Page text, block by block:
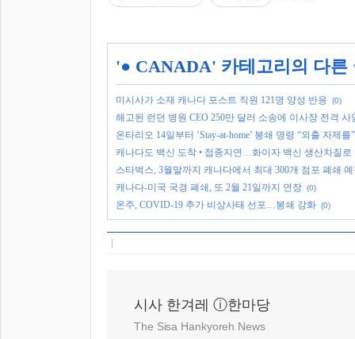
'● CANADA' 카테고리의 다른
미시사가 소재 캐나다 포스트 직원 121명 양성 반응 (0)
해고된 런던 병원 CEO 250만 달러 소송에 이사장 전격 사
온타리오 14일부터 ‘Stay-at-home’ 봉쇄 명령 “외출 자제를”
캐나다도 백신 도착 • 접종지연…화이자 백신 생산차질로
스타벅스, 3월말까지 캐나다에서 최대 300개 점포 폐쇄
캐나다-미국 국경 폐쇄, 또 2월 21일까지 연장 (0)
온주, COVID-19 추가 비상사태 선포…봉쇄 강화 (0)
시사 한겨레 ⓘ한마당
The Sisa Hankyoreh News